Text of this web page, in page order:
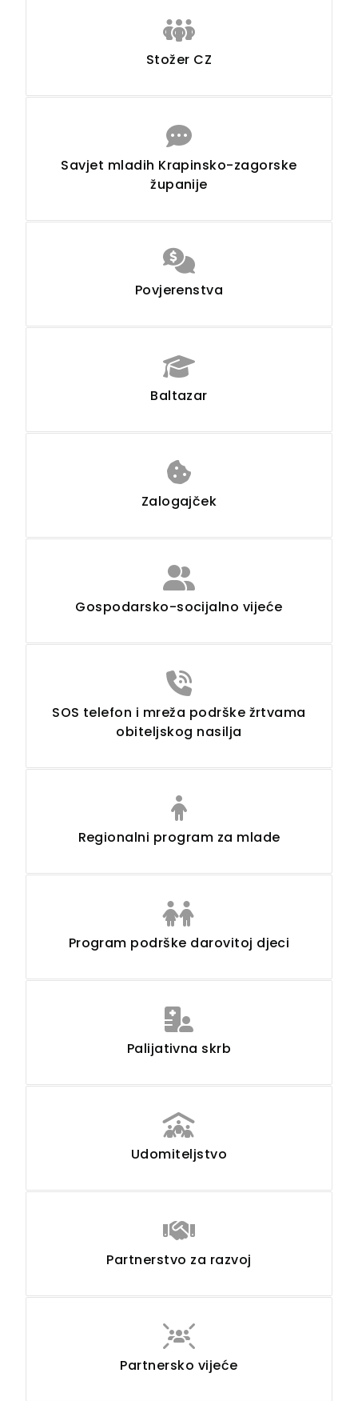
Stožer CZ
Savjet mladih Krapinsko-zagorske
županije
Povjerenstva
Baltazar
Zalogajček
Gospodarsko-socijalno vijeće
SOS telefon i mreža podrške žrtvama
obiteljskog nasilja
Regionalni program za mlade
Program podrške darovitoj djeci
Palijativna skrb
Udomiteljstvo
Partnerstvo za razvoj
Partnersko vijeće